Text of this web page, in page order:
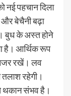
नई पहचान दिला
बेचैनी बढ़ा
बुध के अस्त होने
है। आर्थिक रूप
नजर रखें। लव
तलाश रहेगी।
थकान संभव है।